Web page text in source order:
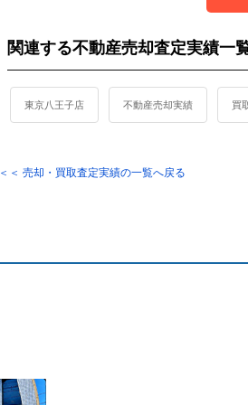
関連する不動産売却査定実績一
東京八王子店 不動産売却実績 買
＜＜ 売却・買取査定実績の一覧へ戻る